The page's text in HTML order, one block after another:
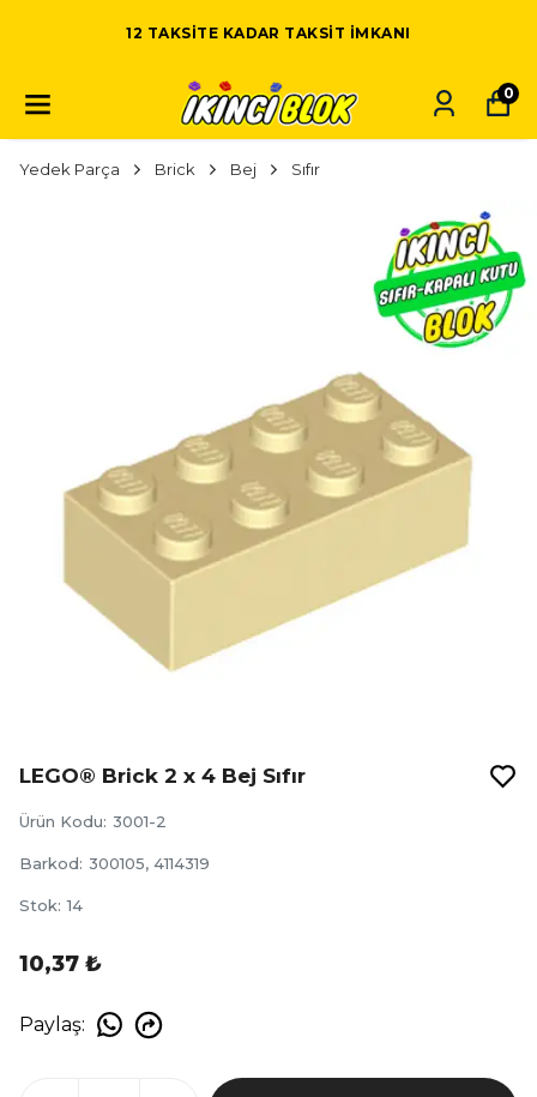
12 TAKSITE KADAR TAKSIT IMKANI
0
Yedek Parça Brick Bej Sıfır
LEGO® Brick 2 x 4 Bej Sıfır
Ürün Kodu: 3001-2
Barkod: 300105, 4114319
Stok: 14
10,37 ₺
Paylaş: